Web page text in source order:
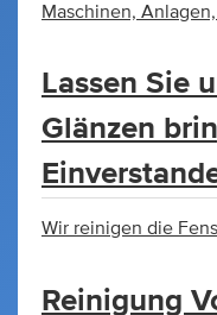
Maschinen,
Lassen Sie
Glänzen
Wir reinigen die
Reinigung